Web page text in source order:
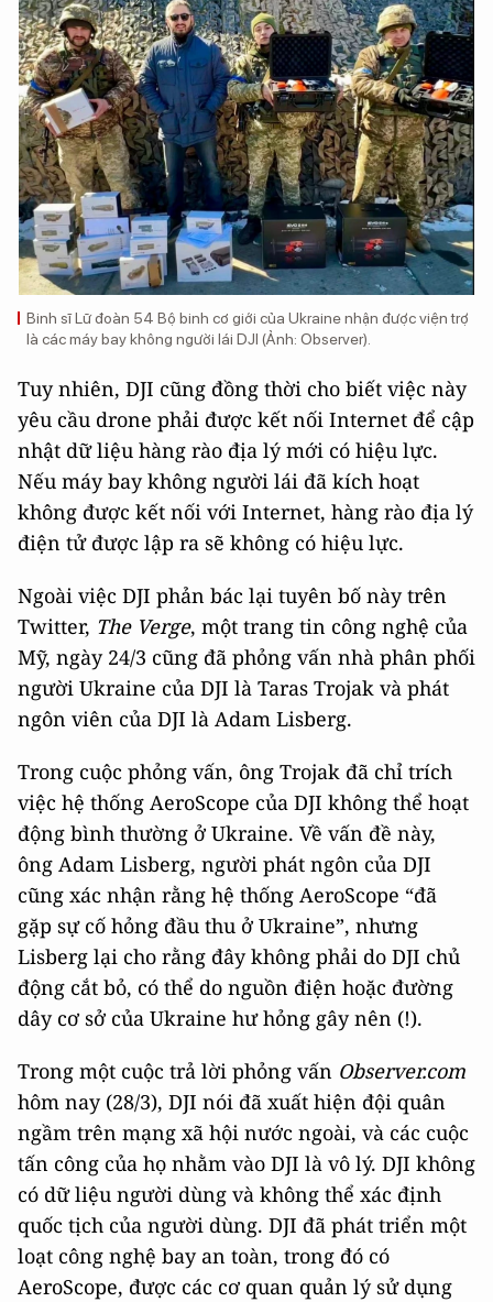
Binh sĩ Lữ đoàn 54 Bộ binh cơ giới của Ukraine nhận được viện trợ
là các máy bay không người lái DJI (Ảnh: Observer).
Tuy nhiên, DJI cũng đồng thời cho biết việc này
yêu cầu drone phải được kết nối Internet để cập
nhật dữ liệu hàng rào địa lý mới có hiệu lực.
Nếu máy bay không người lái đã kích hoạt
không được kết nối với Internet, hàng rào địa lý
điện tử được lập ra sẽ không có hiệu lực.
Ngoài việc DJI phản bác lại tuyên bố này trên
Twitter, The Verge, một trang tin công nghệ của
Mỹ, ngày 24/3 cũng đã phỏng vấn nhà phân phối
người Ukraine của DJI là Taras Trojak và phát
ngôn viên của DJI là Adam Lisberg.
Trong cuộc phỏng vấn, ông Trojak đã chỉ trích
việc hệ thống AeroScope của DJI không thể hoạt
động bình thường ở Ukraine. Về vấn đề này,
ông Adam Lisberg, người phát ngôn của DJI
cũng xác nhận rằng hệ thống AeroScope “đã
gặp sự cố hỏng đầu thu ở Ukraine”, nhưng
Lisberg lại cho rằng đây không phải do DJI chủ
động cắt bỏ, có thể do nguồn điện hoặc đường
dây cơ sở của Ukraine hư hỏng gây nên (!).
Trong một cuộc trả lời phỏng vấn Observer.com
hôm nay (28/3), DJI nói đã xuất hiện đội quân
ngầm trên mạng xã hội nước ngoài, và các cuộc
tấn công của họ nhằm vào DJI là vô lý. DJI không
có dữ liệu người dùng và không thể xác định
quốc tịch của người dùng. DJI đã phát triển một
loạt công nghệ bay an toàn, trong đó có
AeroScope, được các cơ quan quản lý sử dụng